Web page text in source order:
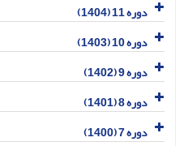
دوره 11 (1404)
دوره 10 (1403)
دوره 9 (1402)
دوره 8 (1401)
دوره 7 (1400)